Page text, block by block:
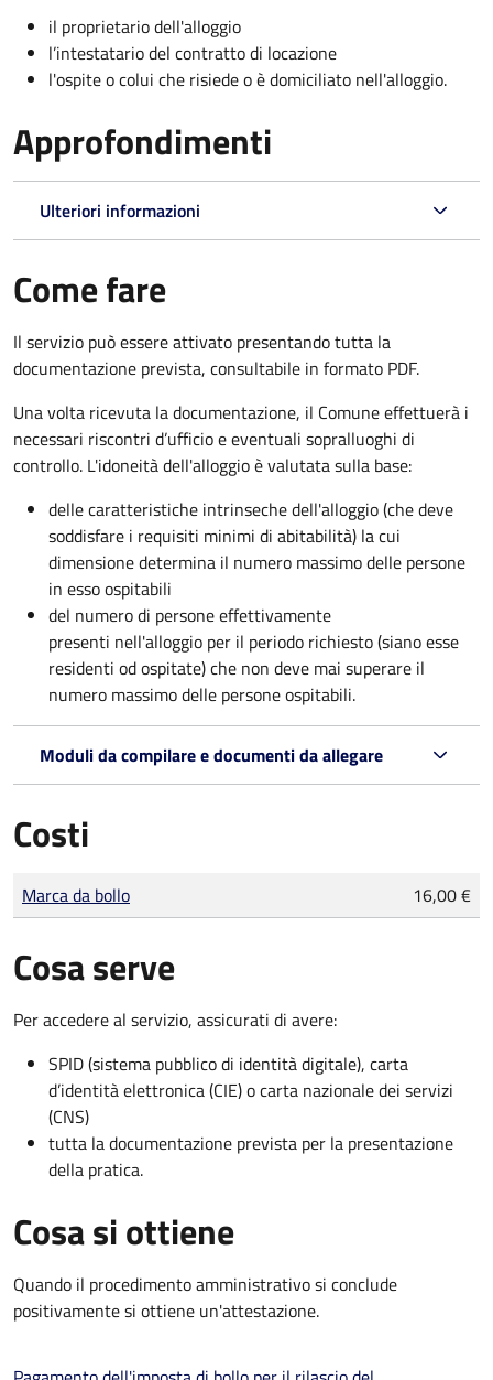
il proprietario dell'alloggio
l’intestatario del contratto di locazione
l'ospite o colui che risiede o è domiciliato nell'alloggio.
Approfondimenti
Ulteriori informazioni
Come fare
Il servizio può essere attivato presentando tutta la
documentazione prevista, consultabile in formato PDF.
Una volta ricevuta la documentazione, il Comune effettuerà i
necessari riscontri d’ufficio e eventuali sopralluoghi di
controllo. L'idoneità dell'alloggio è valutata sulla base:
delle caratteristiche intrinseche dell'alloggio (che deve
soddisfare i requisiti minimi di abitabilità) la cui
dimensione determina il numero massimo delle persone
in esso ospitabili
del numero di persone effettivamente
presenti nell'alloggio per il periodo richiesto (siano esse
residenti od ospitate) che non deve mai superare il
numero massimo delle persone ospitabili.
Moduli da compilare e documenti da allegare
Costi
Tipo di pagamento
Importo
Marca da bollo 16,00 €
Cosa serve
Per accedere al servizio, assicurati di avere:
SPID (sistema pubblico di identità digitale), carta
d’identità elettronica (CIE) o carta nazionale dei servizi
(CNS)
tutta la documentazione prevista per la presentazione
della pratica.
Cosa si ottiene
Quando il procedimento amministrativo si conclude
positivamente si ottiene un'attestazione.